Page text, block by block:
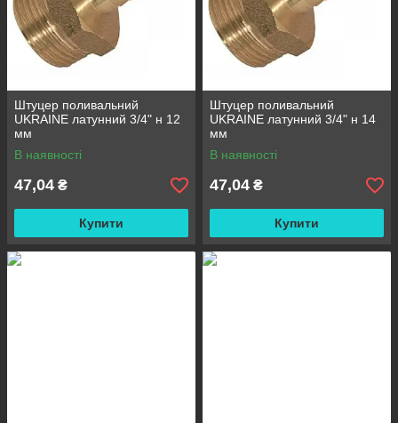
Штуцер поливальний
UKRAINE латунний 3/4" н 12
мм
В наявності
47,04 ₴
Купити
Штуцер поливальний
UKRAINE латунний 3/4" н 14
мм
В наявності
47,04 ₴
Купити